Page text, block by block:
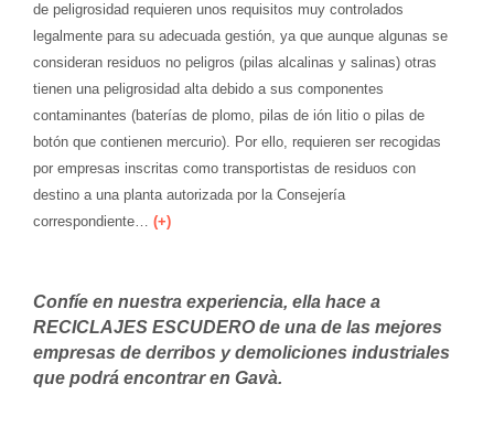
de peligrosidad requieren unos requisitos muy controlados
legalmente para su adecuada gestión, ya que aunque algunas se
consideran residuos no peligros (pilas alcalinas y salinas) otras
tienen una peligrosidad alta debido a sus componentes
contaminantes (baterías de plomo, pilas de ión litio o pilas de
botón que contienen mercurio). Por ello, requieren ser recogidas
por empresas inscritas como transportistas de residuos con
destino a una planta autorizada por la Consejería
correspondiente… (+)
Confíe en nuestra experiencia, ella hace a
RECICLAJES ESCUDERO de una de las mejores
empresas de derribos y demoliciones industriales
que podrá encontrar en Gavà.